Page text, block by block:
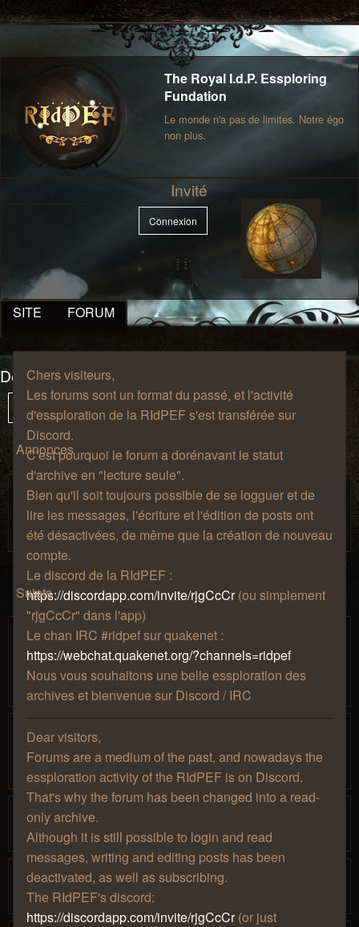
The Royal I.d.P. Essploring
Fundation
Le monde n'a pas de limites. Notre égo
non plus.
Invité
Connexion
SITE FORUM
Chers visiteurs,
Les forums sont un format du passé, et l'activité
d'essploration de la RIdPEF s'est transférée sur
Discord.
C'est pourquoi le forum a dorénavant le statut
d'archive en "lecture seule".
Bien qu'il soit toujours possible de se logguer et de
lire les messages, l'écriture et l'édition de posts ont
été désactivées, de même que la création de nouveau
compte.
Le discord de la RIdPEF :
https://discordapp.com/invite/rjgCcCr(ou simplement
"rjgCcCr" dans l'app)
Le chan IRC #ridpef sur quakenet :
https://webchat.quakenet.org/?channels=ridpef
Nous vous souhaitons une belle essploration des
archives et bienvenue sur Discord / IRC
Dear visitors,
Forums are a medium of the past, and nowadays the
essploration activity of the RIdPEF is on Discord.
That's why the forum has been changed into a read-
only archive.
Although it is still possible to login and read
messages, writing and editing posts has been
deactivated, as well as subscribing.
The RIdPEF's discord:
https://discordapp.com/invite/rjgCcCr(or just
Défis et événements
Verrouillé 87 sujets
Annonces
Règles de bienséance.
parZhao» jeu. 27 août 2009, 12:57 » dansSalon de
café
Sujets
[Événement] La p'tite bête qui monte, qui
monte
1
parTrèsmollo» lun. 05 sept. 2016,
20:26
[wow classic] et [wow pas classic]
Concours de screens en noir et blanc
» mer. 11 sept. 2019, 13:31
Troberinoscope
par Eléïs » jeu. 01 mars 2018, 17:35
Doodanoscope
parReyav» mar. 06 mars 2018, 06:08